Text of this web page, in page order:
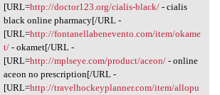
[URL=http://doctor123.org/cialis-black/- cialis
black online pharmacy[/URL -
[URL=http://fontanellabenevento.com/item/okame
t/- okamet[/URL -
[URL=http://mplseye.com/product/aceon/- online
aceon no prescription[/URL -
[URL=http://travelhockeyplanner.com/item/allopu